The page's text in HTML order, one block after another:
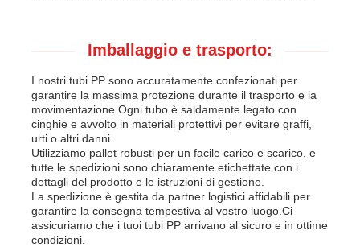
Imballaggio e trasporto:
I nostri tubi PP sono accuratamente confezionati per
garantire la massima protezione durante il trasporto e la
movimentazione.Ogni tubo è saldamente legato con
cinghie e avvolto in materiali protettivi per evitare graffi,
urti o altri danni.
Utilizziamo pallet robusti per un facile carico e scarico, e
tutte le spedizioni sono chiaramente etichettate con i
dettagli del prodotto e le istruzioni di gestione.
La spedizione è gestita da partner logistici affidabili per
garantire la consegna tempestiva al vostro luogo.Ci
assicuriamo che i tuoi tubi PP arrivano al sicuro e in ottime
condizioni.